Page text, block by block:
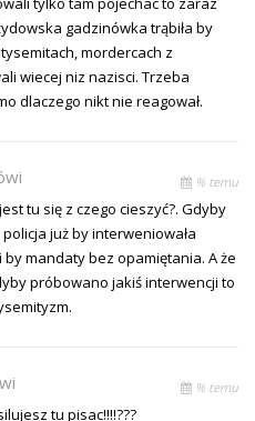
gadzinówka trąbiła by
mordercach z
wiecej niz nazisci. Trzeba
dlaczego nikt nie reagował.
% temu
tu się z czego cieszyć?. Gdyby
już by interweniowała
mandaty bez opamiętania. A że
próbowano jakiś interwencji to
% temu
tu pisac!!!!???